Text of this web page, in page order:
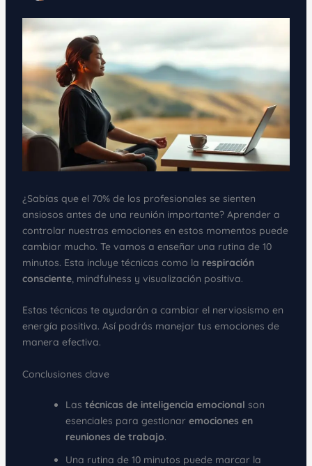
¿Sabías que el 70% de los profesionales se sienten
ansiosos antes de una reunión importante? Aprender a
controlar nuestras emociones en estos momentos puede
cambiar mucho. Te vamos a enseñar una rutina de 10
minutos. Esta incluye técnicas como la respiración
consciente, mindfulness y visualización positiva.
Estas técnicas te ayudarán a cambiar el nerviosismo en
energía positiva. Así podrás manejar tus emociones de
manera efectiva.
Conclusiones clave
Las técnicas de inteligencia emocional son
esenciales para gestionar emociones en
reuniones de trabajo.
Una rutina de 10 minutos puede marcar la